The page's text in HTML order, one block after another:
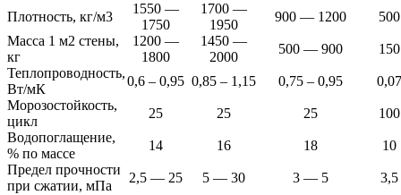
Плотность, кг/м3
1550 —
1750
1700 —
1950
900 — 1200
500
Масса 1 м2 стены,
кг
1200 —
1800
1450 —
2000
500 — 900
150
Теплопроводность,
Вт/мК
0,6 – 0,95 0,85 – 1,15 0,75 – 0,95
0,07
Морозостойкость,
цикл
25 25 25
100
Водопоглащение,
% по массе
14 16 18
10
Предел прочности
при сжатии, мПа
2,5 — 25 5 — 30 3 — 5 3,5